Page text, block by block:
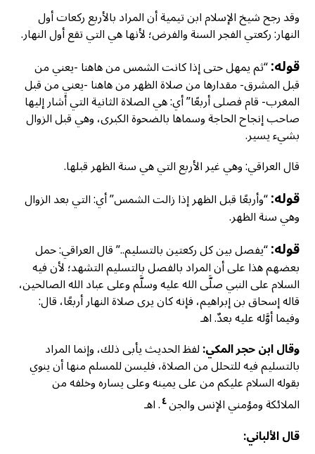
وقد رجح شيخ الإسلام ابن تيمية أن المراد بالأربع ركعات أول
النهار: ركعتي الفجر السنة والفرض؛ لأنها هي التي تقع أول النهار.
قوله:“ثم يمهل حتى إذا كانت الشمس من هاهنا -يعني من
قبل المشرق- مقدارها من صلاة الظهر من هاهنا -يعني من قبل
المغرب- قام فصلى أربعًا” أي: هي الصلاة الثانية التي أشار إليها
صاحب إنجاح الحاجة وسماها بالضحوة الكبرى، وهي قبل الزوال
بشيء يسير.
قال العراقي: وهي غير الأربع التي هي سنة الظهر قبلها.
قوله:“وأربعًا قبل الظهر إذا زالت الشمس” أي: التي بعد الزوال
وهي سنة الظهر.
قوله:“يفصل بين كل ركعتين بالتسليم..” قال العراقي: حمل
بعضهم هذا على أن المراد بالفصل بالتسليم التشهد؛ لأن فيه
السلام على النبي صلَّى الله عليه وسلَّم وعلى عباد الله الصالحين،
قاله إسحاق بن إبراهيم، فإنه كان يرى صلاة النهار أربعًا، قال:
وفيما أوَّله عليه بعدٌ. اهـ
وقال ابن حجر المكي:لفظ الحديث يأبى ذلك، وإنما المراد
بالتسليم فيه للتحلل من الصلاة، فليسن للمسلم منها أن ينوي
بقوله السلام عليكم من على يمينه وعلى يساره وخلفه من
الملائكة ومؤمني الإنس والجن٤. اهـ
قال الألباني: